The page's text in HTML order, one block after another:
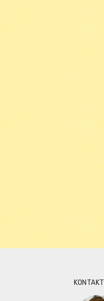
KONTAKT